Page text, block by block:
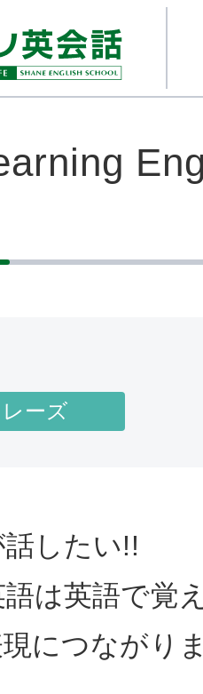
ーズ
したい!!
は英語で覚
につながり